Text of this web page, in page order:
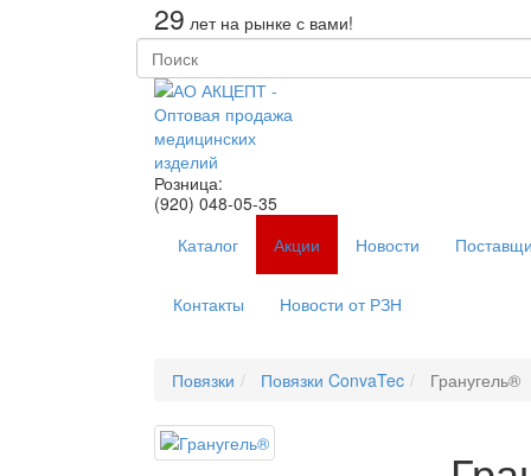
29 лет на рынке с вами!
Розница:
(920) 048-05-35
Каталог
Акции Новости
Контакты Новости от РЗН
Повязки Повязки ConvaTec Гранугель®